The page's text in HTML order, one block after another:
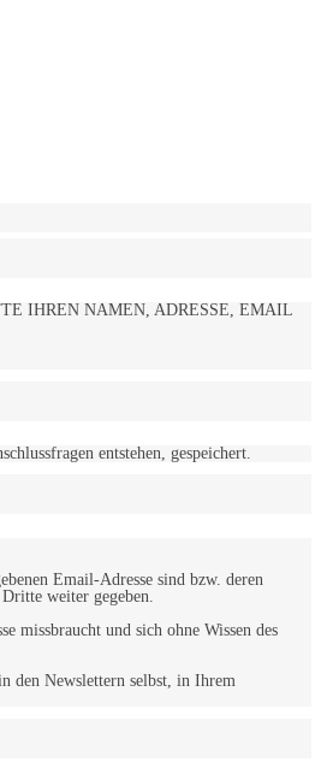
IHREN NAMEN, ADRESSE, EMAIL
entstehen, gespeichert.
Email-Adresse sind bzw. deren
weiter gegeben.
missbraucht und sich ohne Wissen des
den Newslettern selbst, in Ihrem